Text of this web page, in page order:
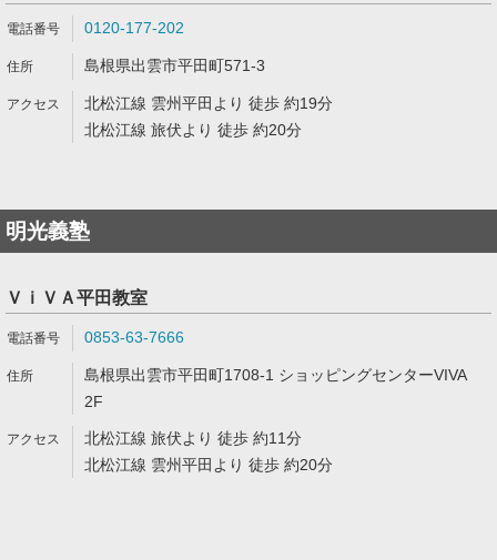
0120-177-202
島根県出雲市平田町571-3
北松江線 雲州平田より 徒歩 約19分
北松江線 旅伏より 徒歩 約20分
明光義塾
ＶｉＶＡ平田教室
0853-63-7666
島根県出雲市平田町1708-1 ショッピングセンターVIVA
2F
北松江線 旅伏より 徒歩 約11分
北松江線 雲州平田より 徒歩 約20分